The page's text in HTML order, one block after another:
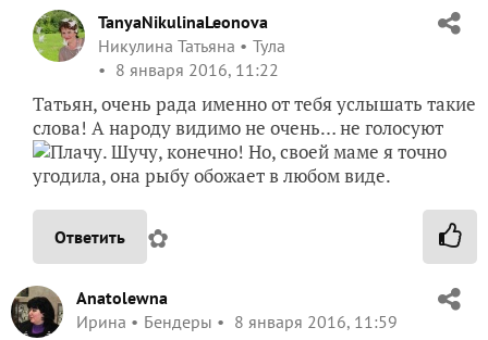
TanyaNikulinaLeonova
Никулина Татьяна
Тула
8 января 2016, 11:22
Татьян, очень рада именно от тебя услышать такие
слова! А народу видимо не очень… не голосуют
. Шучу, конечно! Но, своей маме я точно
угодила, она рыбу обожает в любом виде.
Ответить ✿
Anatolewna
Ирина
Бендеры 8 января 2016, 11:59